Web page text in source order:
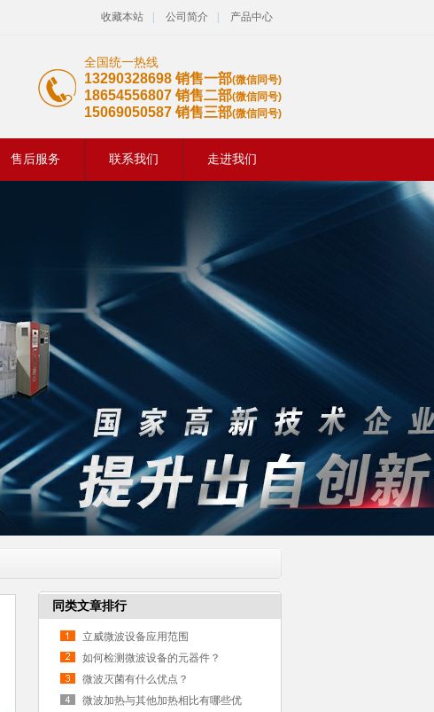
收藏本站 公司简介 产品中心
全国统一热线
13290328698 销售一部(微信同号)
18654556807 销售二部(微信同号)
15069050587 销售三部(微信同号)
售后服务 联系我们 走进我们
同类文章排行
立威微波设备应用范围
如何检测微波设备的元器件？
微波灭菌有什么优点？
微波加热与其他加热相比有哪些优